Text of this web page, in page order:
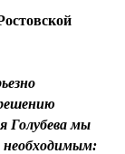
Голубева мы
необходимым: